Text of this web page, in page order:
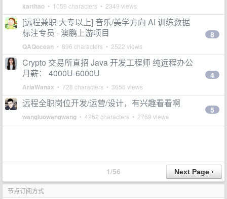
karthao • 1059 characters • 2349 views
[远程兼职·大专以上] 音乐/美学方向 AI 训练数据
标注专员 · 澳鹏上游项目
QAQocean • 896 characters • 2522 views
8
Crypto 交易所直招 Java 开发工程师 纯远程办公
月薪： 4000U-6000U
AriaWanax • 728 characters • 3656 views
4
远程全职岗位开发/运营/设计，有兴趣看看啊
wangluowangwang • 4262 characters • 2769 views
5
1/56
节点订阅方式